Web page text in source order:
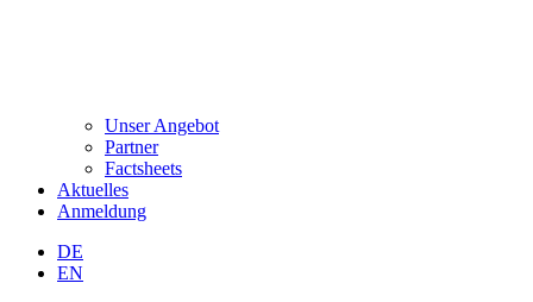
Unser Angebot
Partner
Factsheets
Aktuelles
Anmeldung
DE
EN